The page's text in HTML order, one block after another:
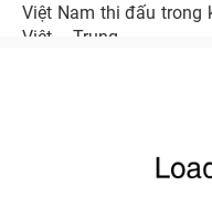
Việt Nam thi đấu trong
Việt – Trung.